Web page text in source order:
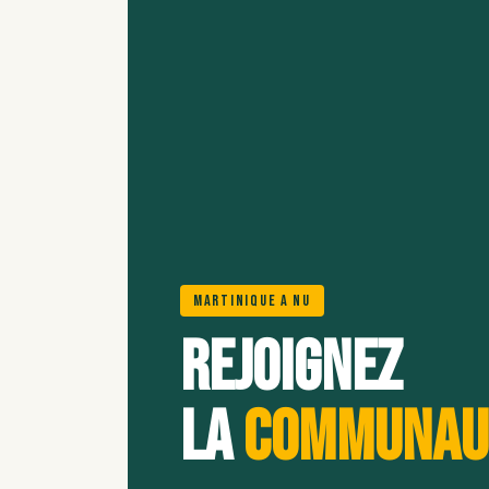
Martinique A Nu
Rejoignez
la